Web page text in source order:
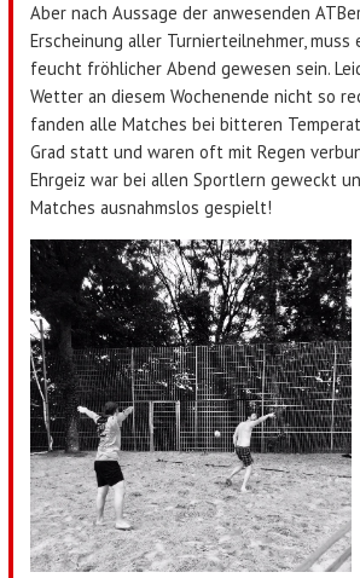
Aber nach Aussage der anwesenden
Erscheinung aller Turnierteilnehmer,
feucht fröhlicher Abend gewesen sein.
Wetter an diesem Wochenende nicht so
fanden alle Matches bei bitteren
Grad statt und waren oft mit Regen
Ehrgeiz war bei allen Sportlern geweckt
Matches ausnahmslos gespielt!